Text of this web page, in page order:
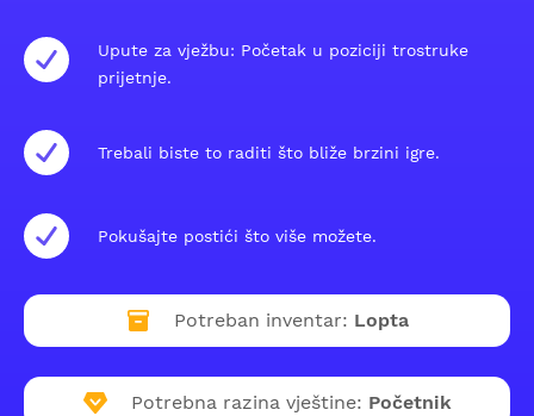
Upute za vježbu: Početak u poziciji trostruke
prijetnje.
Trebali biste to raditi što bliže brzini igre.
Pokušajte postići što više možete.
Potreban inventar: Lopta
Potrebna razina vještine: Početnik